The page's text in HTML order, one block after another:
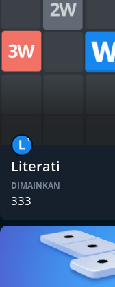
Literati
DIMAINKAN
333